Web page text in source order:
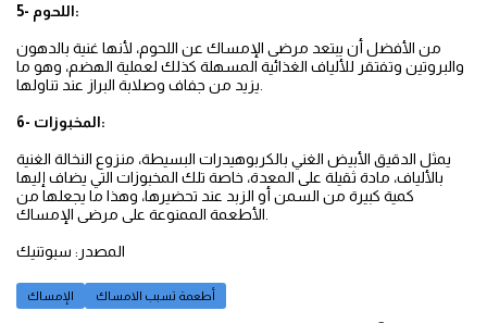
5- اللحوم:
من الأفضل أن يبتعد مرضى الإمساك عن اللحوم، لأنها غنية بالدهون
والبروتين وتفتقر للألياف الغذائية المسهلة كذلك لعملية الهضم، وهو ما
6- المخبوزات:
يمثل الدقيق الأبيض الغني بالكربوهيدرات البسيطة، منزوع النخالة الغنية
بالألياف، مادة ثقيلة على المعدة، خاصة تلك المخبوزات التي يضاف إليها
كمية كبيرة من السمن أو الزبد عند تحضيرها، وهذا ما يجعلها من
المصدر: سبوتنيك
الإمساك أطعمة تسبب الامساك